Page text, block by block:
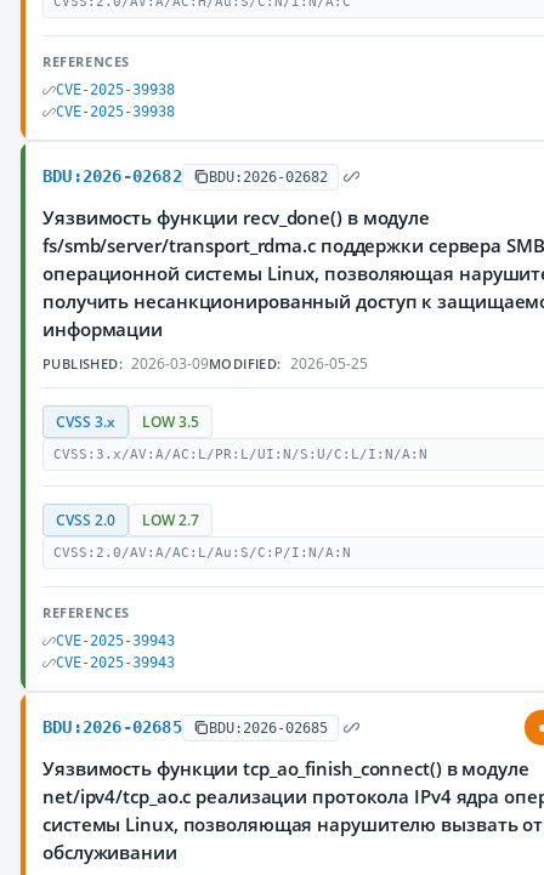
REFERENCES
CVE-2025-39938
CVE-2025-39938
BDU:2026-02682 BDU:2026-02682
Уязвимость функции recv_done() в модуле
fs/smb/server/transport_rdma.c поддержки сервера
операционной системы Linux, позволяющая
получить несанкционированный доступ к
информации
PUBLISHED: 2026-03-09MODIFIED: 2026-05-25
CVSS 3.x LOW 3.5
CVSS:3.x/AV:A/AC:L/PR:L/UI:N/S:U/C:L/I:N/A:N
CVSS 2.0 LOW 2.7
CVSS:2.0/AV:A/AC:L/Au:S/C:P/I:N/A:N
REFERENCES
CVE-2025-39943
CVE-2025-39943
BDU:2026-02685 BDU:2026-02685
Уязвимость функции tcp_ao_finish_connect() в модуле
net/ipv4/tcp_ao.c реализации протокола IPv4 ядра
системы Linux, позволяющая нарушителю вызвать
обслуживании